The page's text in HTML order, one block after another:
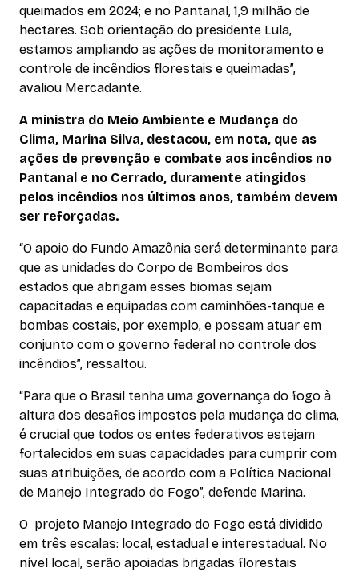
queimados em 2024; e no Pantanal, 1,9 milhão de
hectares. Sob orientação do presidente Lula,
estamos ampliando as ações de monitoramento e
controle de incêndios florestais e queimadas”,
avaliou Mercadante.
A ministra do Meio Ambiente e Mudança do
Clima, Marina Silva, destacou, em nota, que as
ações de prevenção e combate aos incêndios no
Pantanal e no Cerrado, duramente atingidos
pelos incêndios nos últimos anos, também devem
ser reforçadas.
“O apoio do Fundo Amazônia será determinante para
que as unidades do Corpo de Bombeiros dos
estados que abrigam esses biomas sejam
capacitadas e equipadas com caminhões-tanque e
bombas costais, por exemplo, e possam atuar em
conjunto com o governo federal no controle dos
incêndios”, ressaltou.
“Para que o Brasil tenha uma governança do fogo à
altura dos desafios impostos pela mudança do clima,
é crucial que todos os entes federativos estejam
fortalecidos em suas capacidades para cumprir com
suas atribuições, de acordo com a Política Nacional
de Manejo Integrado do Fogo”, defende Marina.
O projeto Manejo Integrado do Fogo está dividido
em três escalas: local, estadual e interestadual. No
nível local, serão apoiadas brigadas florestais